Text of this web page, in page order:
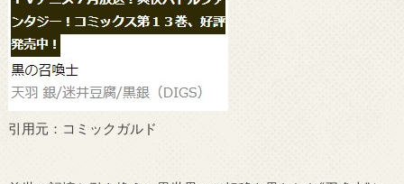
引用元：コミックガルド